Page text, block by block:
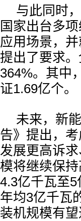
与此同时
国家出台多
应用场景，
提出了要求
364%。其中
证1.69亿个。
未来，新
告》提出，
发展更高诉
模将继续保
4.3亿千瓦至5
年均3亿千瓦
装机规模有